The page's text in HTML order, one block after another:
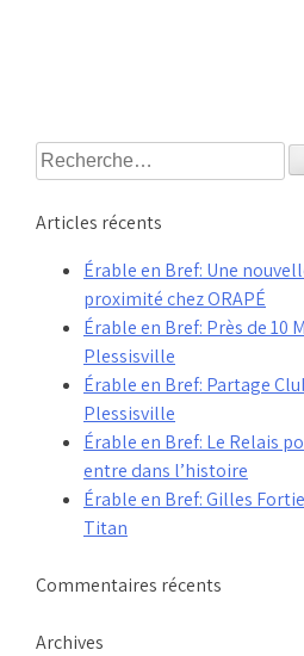
Rechercher :
Articles récents
Érable en Bref: Une
proximité chez ORAPÉ
Érable en Bref: Près de 10
Plessisville
Érable en Bref: Partage
Plessisville
Érable en Bref: Le Relais
entre dans l’histoire
Érable en Bref: Gilles
Titan
Commentaires récents
Archives